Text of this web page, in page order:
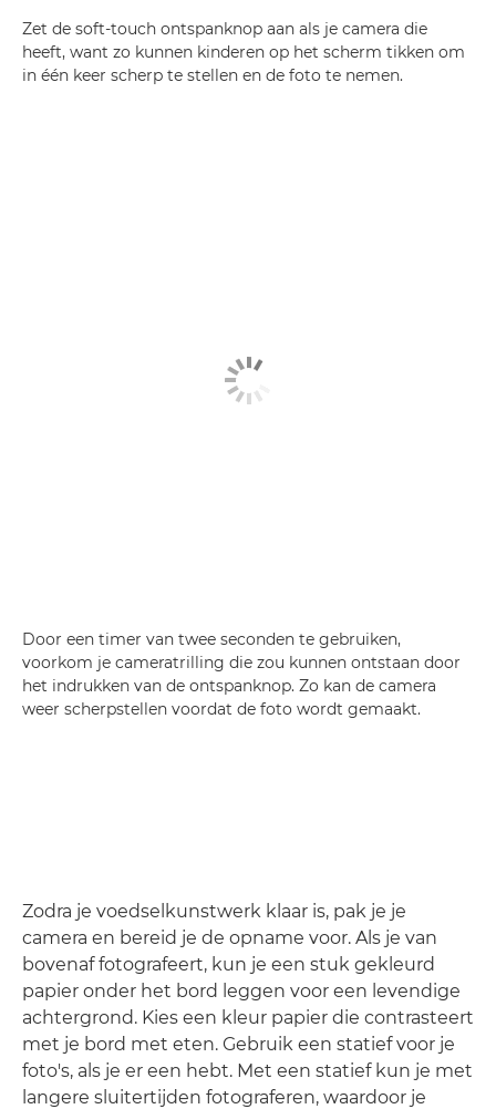
Zet de soft-touch ontspanknop aan als je camera die
heeft, want zo kunnen kinderen op het scherm tikken om
in één keer scherp te stellen en de foto te nemen.
Door een timer van twee seconden te gebruiken,
voorkom je cameratrilling die zou kunnen ontstaan door
het indrukken van de ontspanknop. Zo kan de camera
weer scherpstellen voordat de foto wordt gemaakt.
Zodra je voedselkunstwerk klaar is, pak je je
camera en bereid je de opname voor. Als je van
bovenaf fotografeert, kun je een stuk gekleurd
papier onder het bord leggen voor een levendige
achtergrond. Kies een kleur papier die contrasteert
met je bord met eten. Gebruik een statief voor je
foto's, als je er een hebt. Met een statief kun je met
langere sluitertijden fotograferen, waardoor je